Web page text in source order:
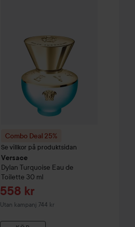
Combo Deal 25%
Se villkor på produktsidan
Versace
Dylan Turquoise Eau de
Toilette 30 ml
Reapris
558 kr
Utan kampanj 744 kr